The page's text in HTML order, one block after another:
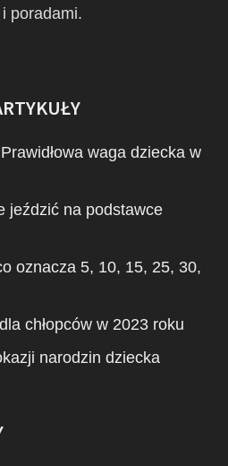
poradami.
waga dziecka w
jeździć na podstawce
oznacza 5, 10, 15, 25, 30,
chłopców w 2023 roku
narodzin dziecka